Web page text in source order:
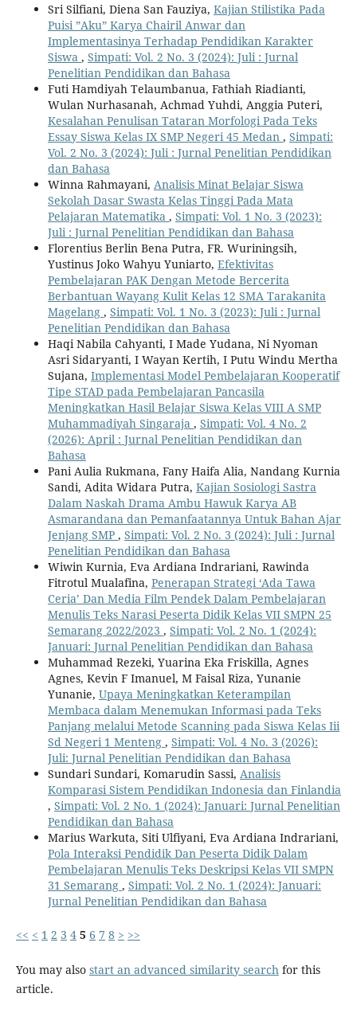
Sri Silfiani, Diena San Fauziya, Kajian Stilistika Pada
Puisi ”Aku” Karya Chairil Anwar dan
Implementasinya Terhadap Pendidikan Karakter
Siswa , Simpati: Vol. 2 No. 3 (2024): Juli : Jurnal
Penelitian Pendidikan dan Bahasa
Futi Hamdiyah Telaumbanua, Fathiah Riadianti,
Wulan Nurhasanah, Achmad Yuhdi, Anggia Puteri,
Kesalahan Penulisan Tataran Morfologi Pada Teks
Essay Siswa Kelas IX SMP Negeri 45 Medan , Simpati:
Vol. 2 No. 3 (2024): Juli : Jurnal Penelitian Pendidikan
dan Bahasa
Winna Rahmayani, Analisis Minat Belajar Siswa
Sekolah Dasar Swasta Kelas Tinggi Pada Mata
Pelajaran Matematika , Simpati: Vol. 1 No. 3 (2023):
Juli : Jurnal Penelitian Pendidikan dan Bahasa
Florentius Berlin Bena Putra, FR. Wuriningsih,
Yustinus Joko Wahyu Yuniarto, Efektivitas
Pembelajaran PAK Dengan Metode Bercerita
Berbantuan Wayang Kulit Kelas 12 SMA Tarakanita
Magelang , Simpati: Vol. 1 No. 3 (2023): Juli : Jurnal
Penelitian Pendidikan dan Bahasa
Haqi Nabila Cahyanti, I Made Yudana, Ni Nyoman
Asri Sidaryanti, I Wayan Kertih, I Putu Windu Mertha
Sujana, Implementasi Model Pembelajaran Kooperatif
Tipe STAD pada Pembelajaran Pancasila
Meningkatkan Hasil Belajar Siswa Kelas VIII A SMP
Muhammadiyah Singaraja , Simpati: Vol. 4 No. 2
(2026): April : Jurnal Penelitian Pendidikan dan
Bahasa
Pani Aulia Rukmana, Fany Haifa Alia, Nandang Kurnia
Sandi, Adita Widara Putra, Kajian Sosiologi Sastra
Dalam Naskah Drama Ambu Hawuk Karya AB
Asmarandana dan Pemanfaatannya Untuk Bahan Ajar
Jenjang SMP , Simpati: Vol. 2 No. 3 (2024): Juli : Jurnal
Penelitian Pendidikan dan Bahasa
Wiwin Kurnia, Eva Ardiana Indrariani, Rawinda
Fitrotul Mualafina, Penerapan Strategi ‘Ada Tawa
Ceria’ Dan Media Film Pendek Dalam Pembelajaran
Menulis Teks Narasi Peserta Didik Kelas VII SMPN 25
Semarang 2022/2023 , Simpati: Vol. 2 No. 1 (2024):
Januari: Jurnal Penelitian Pendidikan dan Bahasa
Muhammad Rezeki, Yuarina Eka Friskilla, Agnes
Agnes, Kevin F Imanuel, M Faisal Riza, Yunanie
Yunanie, Upaya Meningkatkan Keterampilan
Membaca dalam Menemukan Informasi pada Teks
Panjang melalui Metode Scanning pada Siswa Kelas Iii
Sd Negeri 1 Menteng , Simpati: Vol. 4 No. 3 (2026):
Juli: Jurnal Penelitian Pendidikan dan Bahasa
Sundari Sundari, Komarudin Sassi, Analisis
Komparasi Sistem Pendidikan Indonesia dan Finlandia
, Simpati: Vol. 2 No. 1 (2024): Januari: Jurnal Penelitian
Pendidikan dan Bahasa
Marius Warkuta, Siti Ulfiyani, Eva Ardiana Indrariani,
Pola Interaksi Pendidik Dan Peserta Didik Dalam
Pembelajaran Menulis Teks Deskripsi Kelas VII SMPN
31 Semarang , Simpati: Vol. 2 No. 1 (2024): Januari:
Jurnal Penelitian Pendidikan dan Bahasa
<< < 1 2 3 4 5 6 7 8 > >>
You may also start an advanced similarity search for this
article.